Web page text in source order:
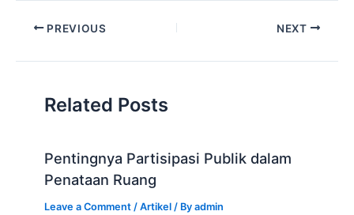
p
y
Li
n
k
c
e
b
o
dI
n
A
ar
e
PREVIOUS NEXT
Related Posts
Pentingnya Partisipasi Publik dalam
Penataan Ruang
Leave a Comment /Artikel / Byadmin